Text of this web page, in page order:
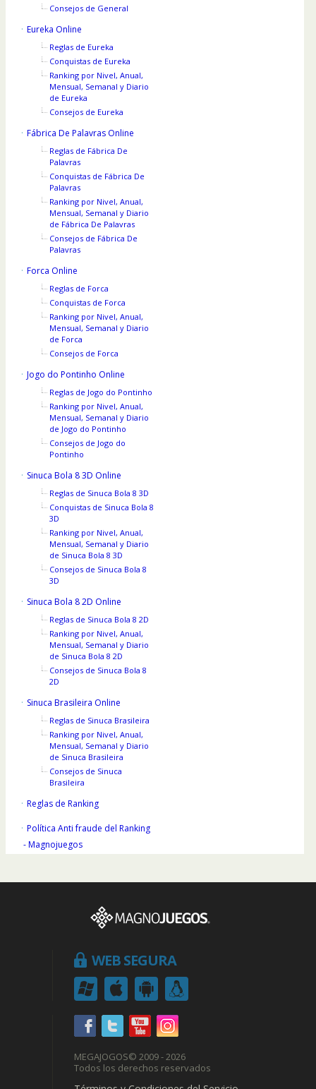
Consejos de General
Eureka Online
Reglas de Eureka
Conquistas de Eureka
Ranking por Nivel, Anual,
Mensual, Semanal y Diario
de Eureka
Consejos de Eureka
Fábrica De Palavras Online
Reglas de Fábrica De
Palavras
Conquistas de Fábrica De
Palavras
Ranking por Nivel, Anual,
Mensual, Semanal y Diario
de Fábrica De Palavras
Consejos de Fábrica De
Palavras
Forca Online
Reglas de Forca
Conquistas de Forca
Ranking por Nivel, Anual,
Mensual, Semanal y Diario
de Forca
Consejos de Forca
Jogo do Pontinho Online
Reglas de Jogo do Pontinho
Ranking por Nivel, Anual,
Mensual, Semanal y Diario
de Jogo do Pontinho
Consejos de Jogo do
Pontinho
Sinuca Bola 8 3D Online
Reglas de Sinuca Bola 8 3D
Conquistas de Sinuca Bola 8
3D
Ranking por Nivel, Anual,
Mensual, Semanal y Diario
de Sinuca Bola 8 3D
Consejos de Sinuca Bola 8
3D
Sinuca Bola 8 2D Online
Reglas de Sinuca Bola 8 2D
Ranking por Nivel, Anual,
Mensual, Semanal y Diario
de Sinuca Bola 8 2D
Consejos de Sinuca Bola 8
2D
Sinuca Brasileira Online
Reglas de Sinuca Brasileira
Ranking por Nivel, Anual,
Mensual, Semanal y Diario
de Sinuca Brasileira
Consejos de Sinuca
Brasileira
Reglas de Ranking
Política Anti fraude del Ranking
- Magnojuegos
WEB SEGURA
MEGAJOGOS© 2009 - 2026
Todos los derechos reservados